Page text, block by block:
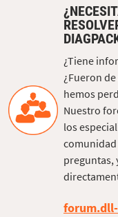
¿Tiene
¿Fueron
hemos
Nuestro
los
comunidad
preguntas,